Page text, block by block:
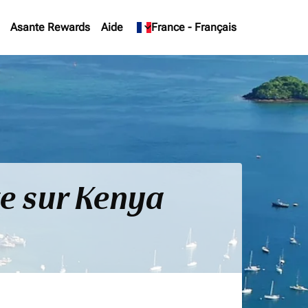
Asante Rewards Aide France - Français
keyboard_arrow_down
sur Kenya